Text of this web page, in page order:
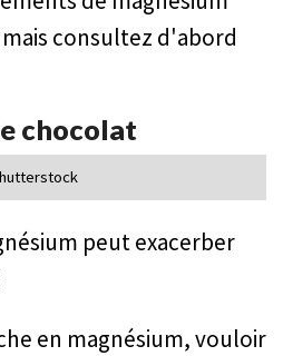
consultez d'abord
chocolat
peut exacerber
en magnésium, vouloir